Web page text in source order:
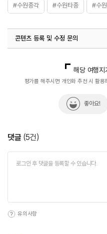
#수원종각 #수원타종 #수
#역사문화재 #역사속
#조선군사시
콘텐츠 등록 및 수정 문의
해당 여행지
평가를 해주시면 개인화 추천 시 활용
좋아요!
댓글 (5건)
유의사항